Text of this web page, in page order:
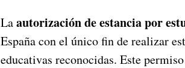
Laautorización de estancia por
España con el único fin de realizar
educativas reconocidas. Este